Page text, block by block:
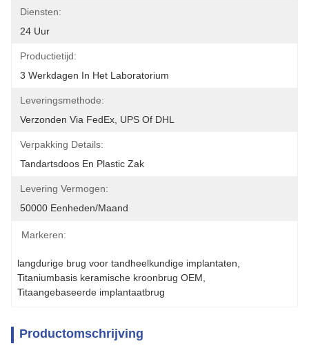
Diensten:
24 Uur
Productietijd:
3 Werkdagen In Het Laboratorium
Leveringsmethode:
Verzonden Via FedEx, UPS Of DHL
Verpakking Details:
Tandartsdoos En Plastic Zak
Levering Vermogen:
50000 Eenheden/maand
Markeren:
langdurige brug voor tandheelkundige implantaten
Titaniumbasis keramische kroonbrug OEM
Titaangebaseerde implantaatbrug
Productomschrijving